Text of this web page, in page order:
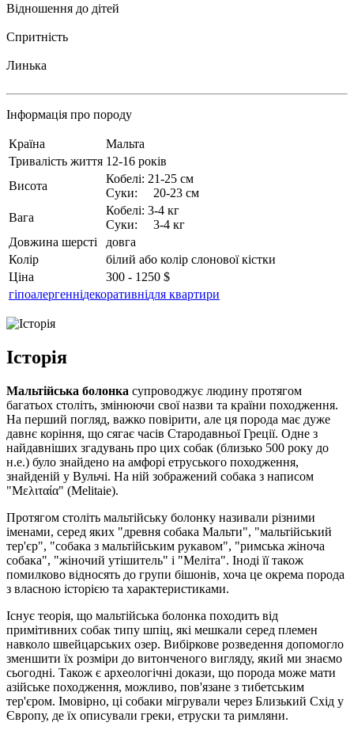
Відношення до дітей
Спритність
Линька
Інформація про породу
Країна
Мальта
Тривалість життя 12-16 років
Висота
Кобелі: 21-25 см
Суки: 20-23 см
Вага
Кобелі: 3-4 кг
Суки: 3-4 кг
Довжина шерсті
довга
Колір
білий або колір слонової кістки
Ціна
300 - 1250 $
гіпоалергеннідекоративнідля квартири
Історія
Мальтійська болонка супроводжує людину протягом
багатьох століть, змінюючи свої назви та країни походження.
На перший погляд, важко повірити, але ця порода має дуже
давнє коріння, що сягає часів Стародавньої Греції. Одне з
найдавніших згадувань про цих собак (близько 500 року до
н.е.) було знайдено на амфорі етруського походження,
знайденій у Вульчі. На ній зображений собака з написом
"Μελιταία" (Melitaie).
Протягом століть мальтійську болонку називали різними
іменами, серед яких "древня собака Мальти", "мальтійський
тер'єр", "собака з мальтійським рукавом", "римська жіноча
собака", "жіночий утішитель" і "Меліта". Іноді її також
помилково відносять до групи бішонів, хоча це окрема порода
з власною історією та характеристиками.
Існує теорія, що мальтійська болонка походить від
примітивних собак типу шпіц, які мешкали серед племен
навколо швейцарських озер. Вибіркове розведення допомогло
зменшити їх розміри до витонченого вигляду, який ми знаємо
сьогодні. Також є археологічні докази, що порода може мати
азійське походження, можливо, пов'язане з тибетським
тер'єром. Імовірно, ці собаки мігрували через Близький Схід у
Європу, де їх описували греки, етруски та римляни.